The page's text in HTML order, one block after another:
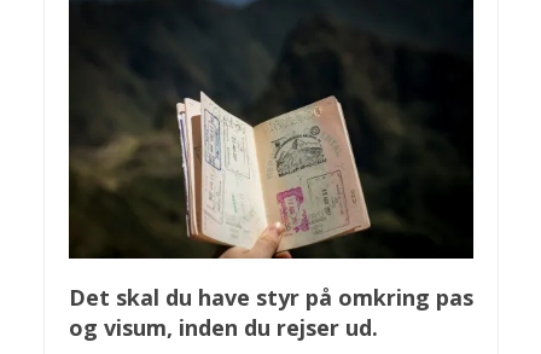
Det skal du have styr på omkring pas
og visum, inden du rejser ud.